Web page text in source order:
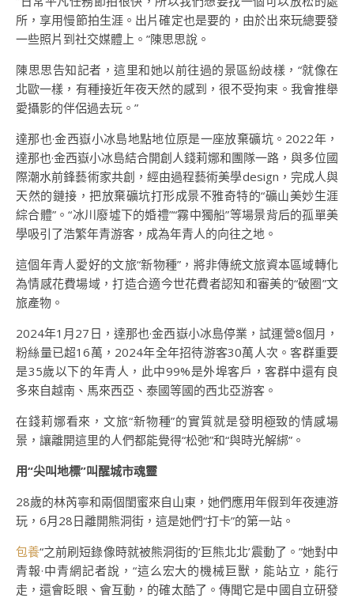
所，享用慢節拍生涯。出片確定也是要的，由於出來玩總要發
一些照片到社交媒體上。”陳思思說。
陳思思告知記者，這里和她以前往過的景區紛歧樣，“就像在
北歐一樣，有種接近年夜天然的感到，很不受拘束。我會推舉
愛攝影的伴侶過去玩。”
達那也·金西嶽小冰島地點地位原是一座放棄礦坑。2022年，
達那也·金西嶽小冰島結合開創人錢莉娜和團隊一路，與多位國
際潮水前鋒藝術家共創，經由過程藝術美學design，完成人與
天然的鏈接，把放棄礦坑打形成景不雅奇特的“礦山美妙生涯
綜合體”。“冰川廢墟下的婚禮”“霧中獨船”等場景背后的孤單美
學吸引了浩繁年青游客，成為年青人的向往之地。
這個年青人愛好的文旅“新物種”，將非傳統文旅資本區域轉化
為情感花費場域，打造合適今世花費者認知和審美的“破圈”文
旅產物。
2024年1月27日，達那也·金西嶽小冰島停業，試運營8個月，
粉絲量已超16萬，2024年全年招待游客30萬人次。客群重要
是35歲以下的年青人，此中99%是外埠客戶，客群中還有良
多來自越南、馬來西亞、泰國等國的西北亞游客。
在錢莉娜看來，文旅“新物種”的實質就是發明極致的情感場
景，讓離開這里的人們都能覺得“松弛”和“與時光解綁”。
用“尖叫地標”叫醒城市魂靈
28歲的林芮寧和兩個閨蜜來自山東，她們應用年假到年夜連游
玩，6月28日離開熊洞街，這是她們“打卡”的第一站。
包養“之前刷短錄像時就被熊洞街的‘巨熊北北’震動了。”她對中
青報·中青網記者說，“這么宏大的機械巨獸，能站立，能行
走，還會眨眼、會互動，的確太酷了。傳聞它是中國自立研發